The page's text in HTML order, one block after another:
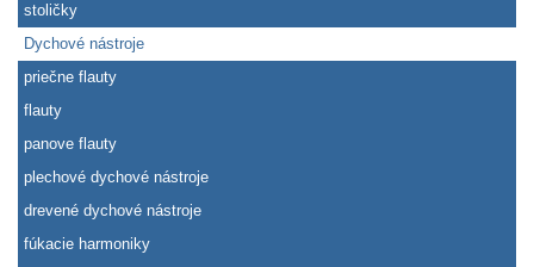
stoličky
Dychové nástroje
priečne flauty
flauty
panove flauty
plechové dychové nástroje
drevené dychové nástroje
fúkacie harmoniky